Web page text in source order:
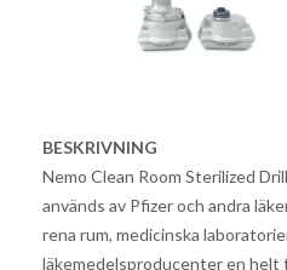
BESKRIVNING
Nemo Clean Room Sterilized
används av Pfizer och andra
rena rum, medicinska
läkemedelsproducenter en helt